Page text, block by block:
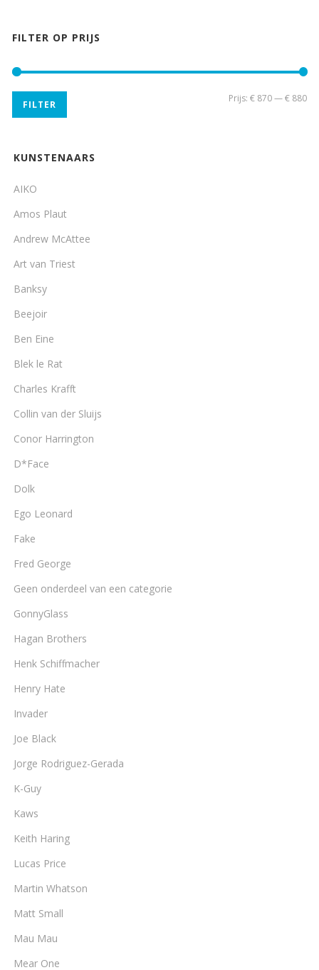
FILTER OP PRIJS
FILTER
Prijs: € 870—€ 880
KUNSTENAARS
AIKO
Amos Plaut
Andrew McAttee
Art van Triest
Banksy
Beejoir
Ben Eine
Blek le Rat
Charles Krafft
Collin van der Sluijs
Conor Harrington
D*Face
Dolk
Ego Leonard
Fake
Fred George
Geen onderdeel van een categorie
GonnyGlass
Hagan Brothers
Henk Schiffmacher
Henry Hate
Invader
Joe Black
Jorge Rodriguez-Gerada
K-Guy
Kaws
Keith Haring
Lucas Price
Martin Whatson
Matt Small
Mau Mau
Mear One